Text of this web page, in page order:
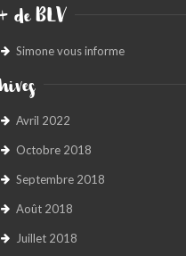
de BLV
Simone vous informe
Avril 2022
Octobre 2018
Septembre 2018
Août 2018
Juillet 2018